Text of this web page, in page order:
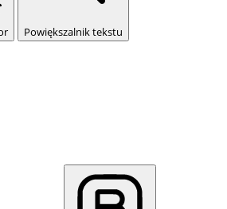
Powiększalnik tekstu